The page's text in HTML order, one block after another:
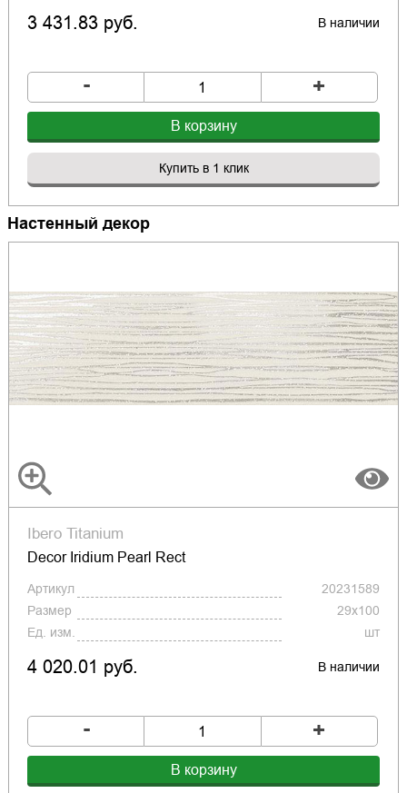
3 431.83 руб. В наличии
- +
В корзину
Купить в 1 клик
Настенный декор
Ibero Titanium
Decor Iridium Pearl Rect
Артикул
20231589
Размер
29x100
Ед. изм.
шт
4 020.01 руб. В наличии
- +
В корзину